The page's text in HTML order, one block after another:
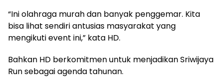
“Ini olahraga murah dan banyak penggemar. Kita
bisa lihat sendiri antusias masyarakat yang
mengikuti event ini,” kata HD.
Bahkan HD berkomitmen untuk menjadikan Sriwijaya
Run sebagai agenda tahunan.